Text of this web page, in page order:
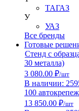
ТАГАЗ
У
УАЗ
Все бренды
Готовые
Стенд с
30 металла)
3 080.00 ₽/шт
В наличии:
100
13 850.00 ₽/шт